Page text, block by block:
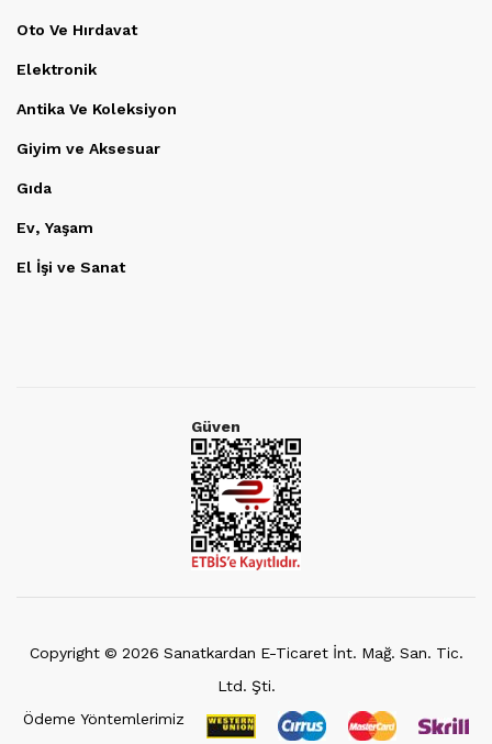
Oto Ve Hırdavat
Elektronik
Antika Ve Koleksiyon
Giyim ve Aksesuar
Gıda
Ev, Yaşam
El İşi ve Sanat
Güven
Copyright © 2026 Sanatkardan E-Ticaret İnt. Mağ. San. Tic.
Ltd. Şti.
Ödeme Yöntemlerimiz